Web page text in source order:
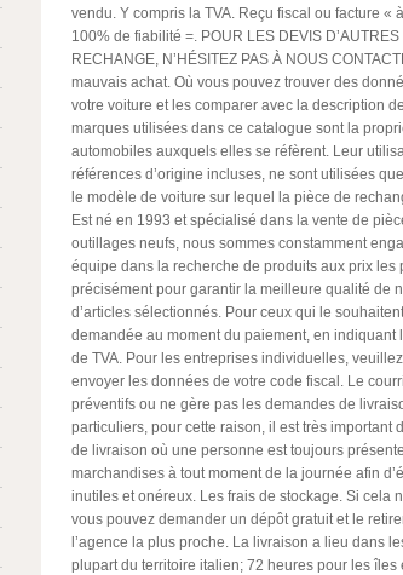
vendu. Y compris la TVA. Reçu fiscal ou facture «
100% de fiabilité =. POUR LES DEVIS
RECHANGE, N’HÉSITEZ PAS À NOUS
mauvais achat. Où vous pouvez trouver des
votre voiture et les comparer avec la description
marques utilisées dans ce catalogue sont la
automobiles auxquels elles se réfèrent. Leur
références d’origine incluses, ne sont utilisées
le modèle de voiture sur lequel la pièce de
Est né en 1993 et spécialisé dans la vente de
outillages neufs, nous sommes constamment
équipe dans la recherche de produits aux prix les
précisément pour garantir la meilleure qualité de
d’articles sélectionnés. Pour ceux qui le
demandée au moment du paiement, en indiquant
de TVA. Pour les entreprises individuelles,
envoyer les données de votre code fiscal. Le
préventifs ou ne gère pas les demandes de
particuliers, pour cette raison, il est très important
de livraison où une personne est toujours
marchandises à tout moment de la journée afin
inutiles et onéreux. Les frais de stockage. Si cela
vous pouvez demander un dépôt gratuit et le
l’agence la plus proche. La livraison a lieu dans
plupart du territoire italien; 72 heures pour les îles